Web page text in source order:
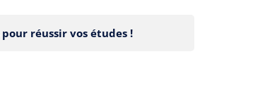
pour réussir vos études !